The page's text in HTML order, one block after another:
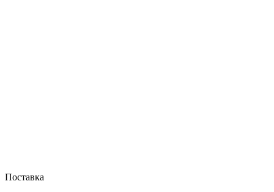
Поставка